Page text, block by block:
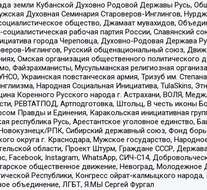
земли Кубанской Духовно Родовой Державы Русь,
Духовная Семинария Староверов-Инглингов,
общество, Джамаат мувахидов,
рабочая партия России, Славянский
города Череповца, Духовно-Родовая Держава
Инглингов, Русский общенациональный союз,
Омская организация общественного политического
Файзрахманисты, Мусульманская религиозная
Украинская повстанческая армия, Тризуб им.
Народная Социальная Инициатива, TulaSkins,
Коренного Русского народа г. Астрахани, ВОЛЯ,
РЕВТАТПОД, Артподготовка, Штольц, В честь иконы
Правды и Единения, Каракольская инициативная
республика Русь, Арестантское уголовное единство,
РПК, Сибирский державный союз, Фонд
округа г. Краснодара, Мужское государство,
области, Проект Штурм, Граждане СССР,
Facebook, Instagram, WhatsApp, СИЧ-С14,
общественное движение, Невоград,
Республики, Конгресс ойрат-калмыцкого
объединение, ЛГБТ, Я.МЫ Сергей Фургал